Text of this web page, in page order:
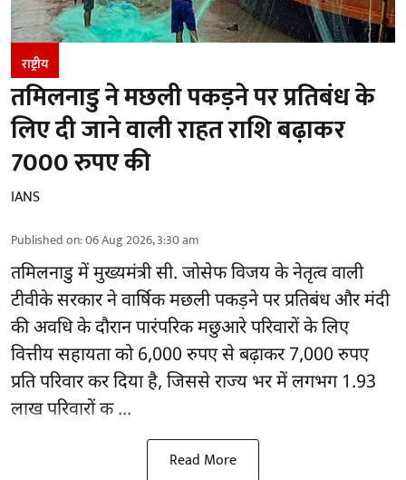
राष्ट्रीय
तमिलनाडु ने मछली पकड़ने पर प्रतिबंध के
लिए दी जाने वाली राहत राशि बढ़ाकर
7000 रुपए की
IANS
Published on:06 Aug 2026, 3:30 am
तमिलनाडुमें मुख्यमंत्री सी. जोसेफ विजय के नेतृत्व वाली
टीवीके सरकार ने वार्षिक मछली पकड़ने पर प्रतिबंध और मंदी
की अवधि के दौरान पारंपरिक मछुआरे परिवारों के लिए
वित्तीय सहायता को 6,000 रुपए से बढ़ाकर 7,000 रुपए
प्रति परिवार कर दिया है, जिससे राज्य भर में लगभग 1.93
लाख परिवारों क ...
Read More